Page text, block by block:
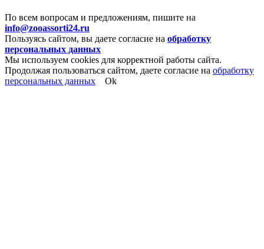
По всем вопросам и предложениям, пишите на
info@zooassorti24.ru
Пользуясь сайтом, вы даете согласие на обработку
персональных данных
Мы используем cookies для корректной работы сайта.
Продолжая пользоваться сайтом, даете согласие на обработку
персональных данных
Ok